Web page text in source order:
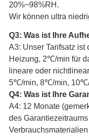
20%~98%RH.
Wir können ultra
Q3: Was ist Ihre
A3: Unser Tarifsatz
Heizung, 2℃/min für
lineare oder
5℃/min, 8℃/min, 10℃/
Q4: Was ist Ihre
A4: 12 Monate
des